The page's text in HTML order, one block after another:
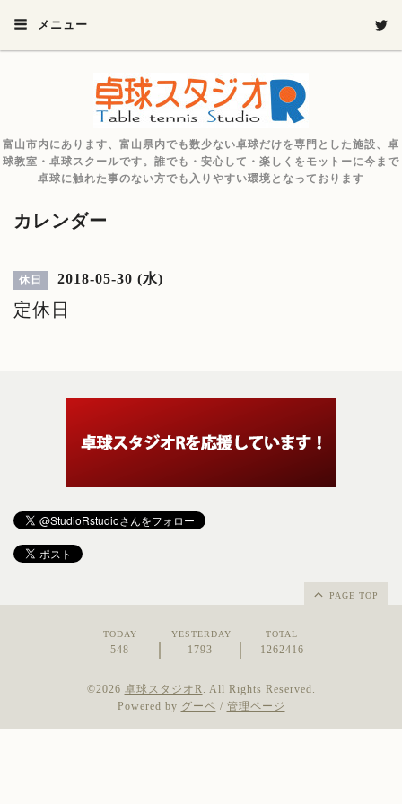
メニュー
富山市内にあります、富山県内でも数少ない卓球だけを専門とした施設、卓
球教室・卓球スクールです。誰でも・安心して・楽しくをモットーに今まで
卓球に触れた事のない方でも入りやすい環境となっております
カレンダー
休日 2018-05-30 (水)
定休日
PAGE TOP
TODAY
548
YESTERDAY
1793
TOTAL
1262416
©2026 卓球スタジオR. All Rights Reserved.
Powered by グーペ / 管理ページ